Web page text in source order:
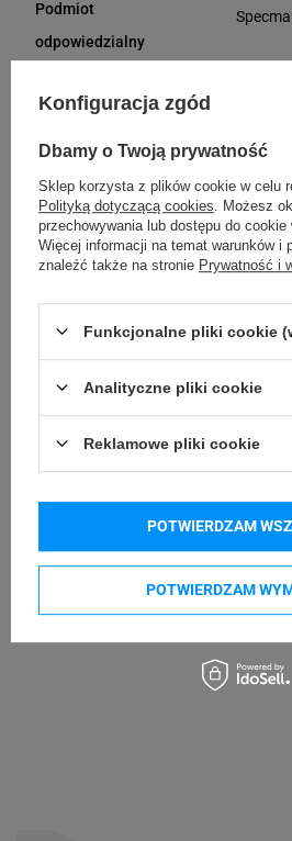
Podmiot
odpowiedzialny
43-400
43-400
e-mail:
Kompatybilne
DYMO LabelWriter LW 450 Duo DYMO
Kupowane razem
Konfiguracja zgód
Dbamy o Twoją prywatność
Sklep korzysta z plików cookie w celu
Polityką dotyczącą cookies . Możesz
przechowywania lub dostępu do cookie
Więcej informacji na temat warunków i
znaleźć także na stronie Prywatność i
Funkcjonalne pliki cookie
Analityczne pliki cookie
Reklamowe pliki cookie
POTWIERDZAM
POTWIERDZAM